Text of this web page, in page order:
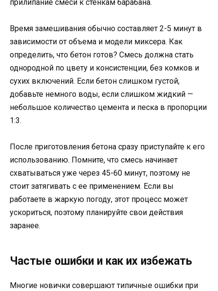
прилипание смеси к стенкам барабана.
Время замешивания обычно составляет 2-5 минут в
зависимости от объема и модели миксера. Как
определить, что бетон готов? Смесь должна стать
однородной по цвету и консистенции, без комков и
сухих включений. Если бетон слишком густой,
добавьте немного воды, если слишком жидкий —
небольшое количество цемента и песка в пропорции
1:3.
После приготовления бетона сразу приступайте к его
использованию. Помните, что смесь начинает
схватываться уже через 45-60 минут, поэтому не
стоит затягивать с ее применением. Если вы
работаете в жаркую погоду, этот процесс может
ускориться, поэтому планируйте свои действия
заранее.
Частые ошибки и как их избежать
Многие новички совершают типичные ошибки при